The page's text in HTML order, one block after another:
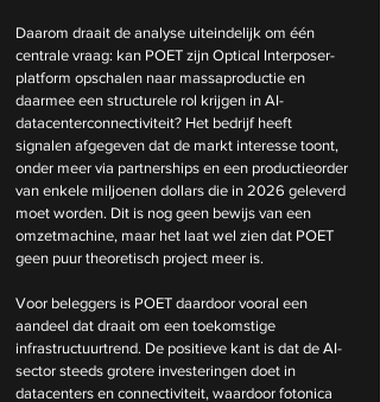
Daarom draait de analyse uiteindelijk om één
centrale vraag: kan POET zijn Optical Interposer-
platform opschalen naar massaproductie en
daarmee een structurele rol krijgen in AI-
datacenterconnectiviteit? Het bedrijf heeft
signalen afgegeven dat de markt interesse toont,
onder meer via partnerships en een productieorder
van enkele miljoenen dollars die in 2026 geleverd
moet worden. Dit is nog geen bewijs van een
omzetmachine, maar het laat wel zien dat POET
geen puur theoretisch project meer is.
Voor beleggers is POET daardoor vooral een
aandeel dat draait om een toekomstige
infrastructuurtrend. De positieve kant is dat de AI-
sector steeds grotere investeringen doet in
datacenters en connectiviteit, waardoor fotonica